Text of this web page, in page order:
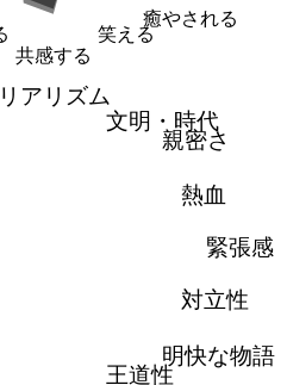
癒やされる
笑える
共感する
リアリズム
文明・時代
親密さ
熱血
緊張感
対立性
明快な物語
王道性